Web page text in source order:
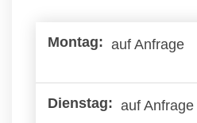
auf Anfrage
auf Anfrage